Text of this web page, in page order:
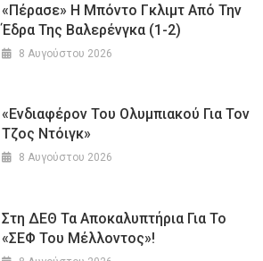
«Πέρασε» Η Μπόντο Γκλιμτ Από Την
Έδρα Της Βαλερένγκα (1-2)
8 Αυγούστου 2026
«Ενδιαφέρον Του Ολυμπιακού Για Τον
Τζος Ντόιγκ»
8 Αυγούστου 2026
Στη ΔΕΘ Τα Αποκαλυπτήρια Για Το
«ΣΕΦ Του Μέλλοντος»!